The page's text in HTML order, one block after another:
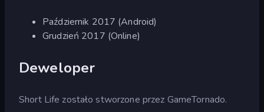
Październik 2017 (Android)
Grudzień 2017 (Online)
Deweloper
Short Life zostało stworzone przez GameTornado.